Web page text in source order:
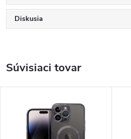
Diskusia
Súvisiaci tovar